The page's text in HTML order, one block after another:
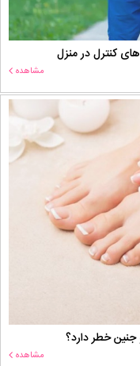
کنترل در منزل
مشاهده
جنین خطر دارد؟
مشاهده